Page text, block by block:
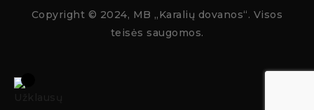
Copyright © 2024, MB „Karalių dovanos“. Visos
teisės saugomos.